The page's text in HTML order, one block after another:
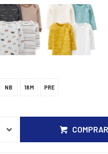
NB 18M PRE
COMPRAR